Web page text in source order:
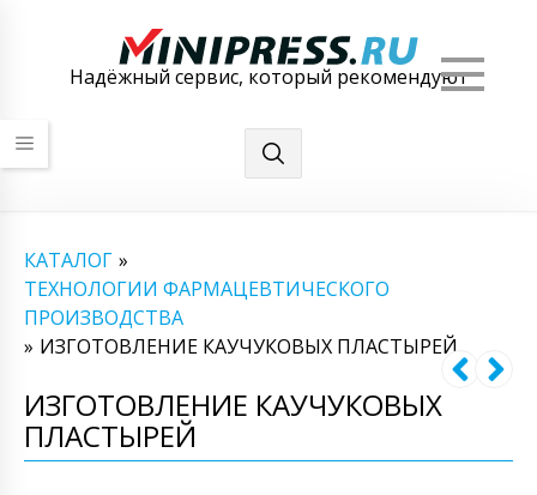
Надёжный сервис, который рекомендуют
КАТАЛОГ »
ТЕХНОЛОГИИ ФАРМАЦЕВТИЧЕСКОГО
ПРОИЗВОДСТВА
» ИЗГОТОВЛЕНИЕ КАУЧУКОВЫХ ПЛАСТЫРЕЙ
ИЗГОТОВЛЕНИЕ КАУЧУКОВЫХ
ПЛАСТЫРЕЙ